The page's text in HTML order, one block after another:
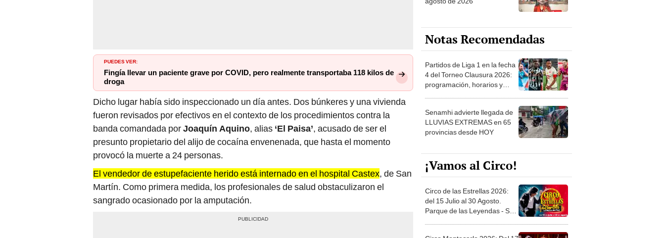
PUEDES VER:
Fingía llevar un paciente grave por COVID, pero realmente transportaba 118 kilos de
droga
Dicho lugar había sido inspeccionado un día antes. Dos búnkeres y una vivienda
fueron revisados por efectivos en el contexto de los procedimientos contra la
banda comandada por
Joaquín Aquino , alias ‘El Paisa’ , acusado de ser el
presunto propietario del alijo de cocaína envenenada, que hasta el momento
provocó la muerte a 24 personas.
El vendedor de estupefaciente herido está internado en el hospital Castex , de San
Martín. Como primera medida, los profesionales de salud obstaculizaron el
sangrado ocasionado por la amputación.
Notas Recomendadas
4 del Torneo Clausura 2026:
programación, horarios y
dónde ver
LLUVIAS EXTREMAS en 65
provincias desde HOY
¡Vamos al Circo!
del 15 Julio al 30 Agosto.
Parque de las Leyendas - San
Miguel